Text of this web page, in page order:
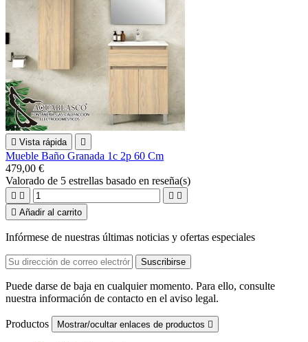
 Vista rápida 
Mueble Baño Granada 1c 2p 60 Cm
479,00 €
Valorado de 5 estrellas basado en reseña(s)
   
 Añadir al carrito
Infórmese de nuestras últimas noticias y ofertas especiales
Puede darse de baja en cualquier momento. Para ello, consulte
nuestra información de contacto en el aviso legal.
Productos Mostrar/ocultar enlaces de productos 